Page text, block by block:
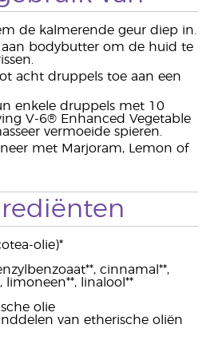
de kalmerende geur diep in.
aan bodybutter om de huid te
acht druppels toe aan een
enkele druppels met 10
V-6® Enhanced Vegetable
vermoeide spieren.
met Marjoram, Lemon of
olie)*
cinnamal**,
limoneen**, linalool**
olie
van etherische oliën